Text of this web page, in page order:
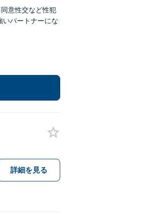
意性交など性犯
パートナーにな
詳細を見る